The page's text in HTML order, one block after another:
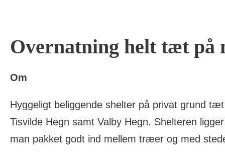
Overnatning helt tæt på
Om
Hyggeligt beliggende shelter på privat grund tæt
Tisvilde Hegn samt Valby Hegn. Shelteren
man pakket godt ind mellem træer og med